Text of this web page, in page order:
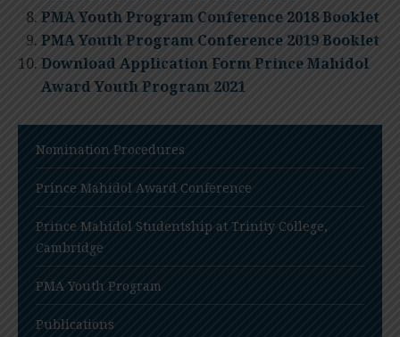
PMA Youth Program Conference 2018 Booklet
PMA Youth Program Conference 2019 Booklet
Download Application Form Prince Mahidol
Award Youth Program 2021
Nomination Procedures
Prince Mahidol Award Conference
Prince Mahidol Studentship at Trinity College,
Cambridge
PMA Youth Program
Publications